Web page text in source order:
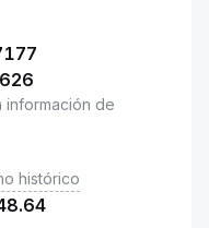
información de
histórico